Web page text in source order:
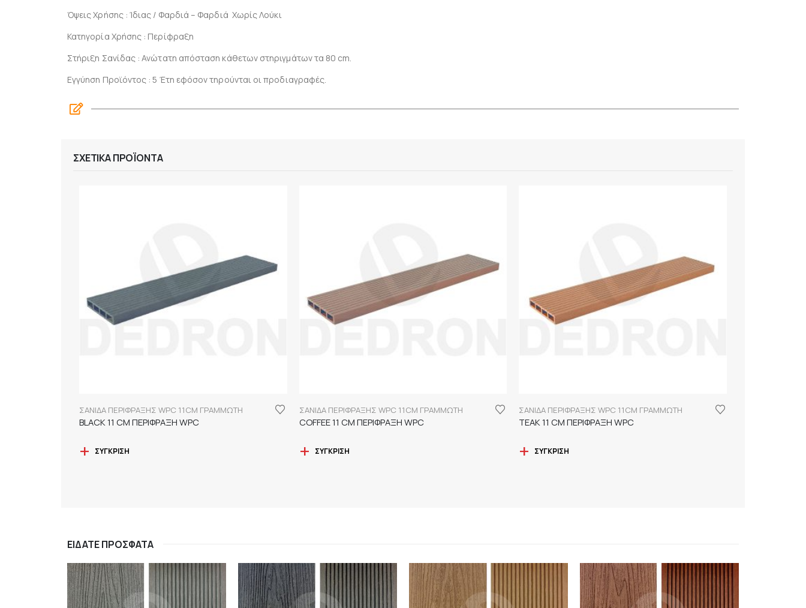
Όψεις Χρήσης : Ίδιας / Φαρδιά – Φαρδιά Χωρίς Λούκι
Κατηγορία Χρήσης : Περίφραξη
Στήριξη Σανίδας : Ανώτατη απόσταση κάθετων στηριγμάτων τα 80 cm.
Εγγύηση Προϊόντος : 5 Έτη εφόσον τηρούνται οι προδιαγραφές.
ΣΧΕΤΙΚΆ ΠΡΟΪΌΝΤΑ
ΣΑΝΙΔΑ ΠΕΡΙΦΡΑΞΗΣ WPC 11CM ΓΡΑΜΜΩΤΗ
BLACK 11 CM ΠΕΡΙΦΡΑΞΗ WPC
ΣΎΓΚΡΙΣΗ
ΣΑΝΙΔΑ ΠΕΡΙΦΡΑΞΗΣ WPC 11CM ΓΡΑΜΜΩΤΗ
COFFEE 11 CM ΠΕΡΙΦΡΑΞΗ WPC
ΣΎΓΚΡΙΣΗ
ΣΑΝΙΔΑ ΠΕΡΙΦΡΑΞΗΣ WPC 11CM ΓΡΑΜΜΩΤΗ
TEAK 11 CM ΠΕΡΙΦΡΑΞΗ WPC
ΣΎΓΚΡΙΣΗ
ΕΊΔΑΤΕ ΠΡΌΣΦΑΤΑ